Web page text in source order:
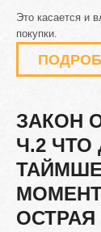
Это касается и
покупки.
ЗАКОН
Ч.2 ЧТО
ОСТРАЯ